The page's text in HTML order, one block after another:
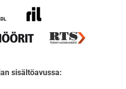
sisältöavussa: